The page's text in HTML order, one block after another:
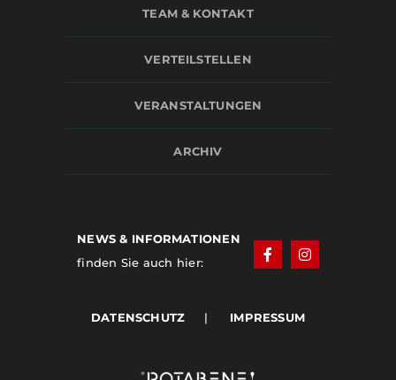
TEAM & KONTAKT
VERTEILSTELLEN
VERANSTALTUNGEN
ARCHIV
DATENSCHUTZ | IMPRESSUM
NEWS & INFORMATIONEN
finden Sie auch hier: